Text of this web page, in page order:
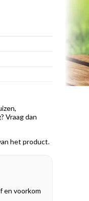
Vraag dan
het product.
en voorkom